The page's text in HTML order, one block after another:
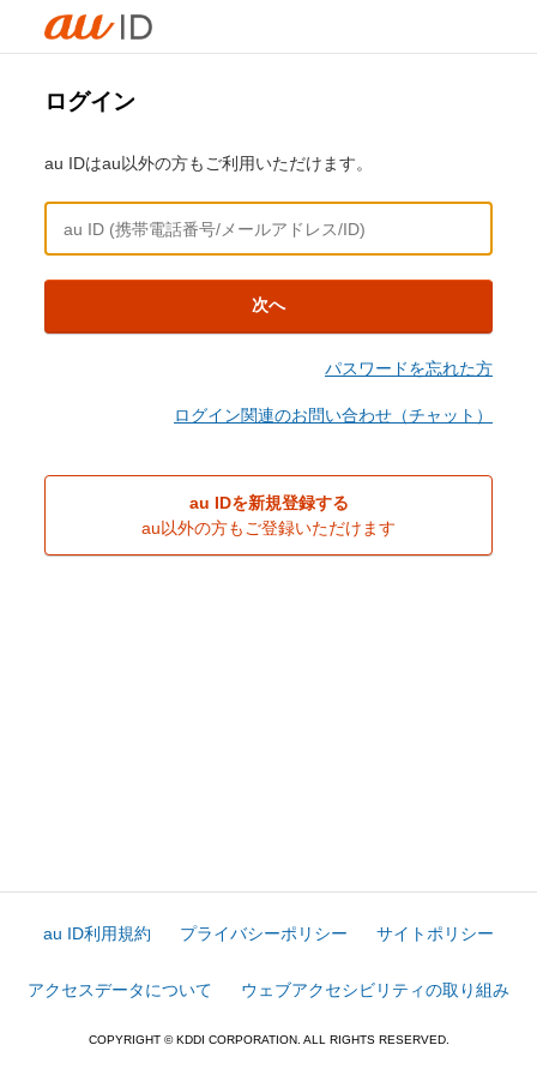
ログイン
au IDはau以外の方もご利用いただけます。
次へ
パスワードを忘れた方
ログイン関連のお問い合わせ（チャット）
au IDを新規登録する
au以外の方もご登録いただけます
au ID利用規約 プライバシーポリシー サイトポリシー
アクセスデータについて ウェブアクセシビリティの取り組み
COPYRIGHT © KDDI CORPORATION. ALL RIGHTS RESERVED.